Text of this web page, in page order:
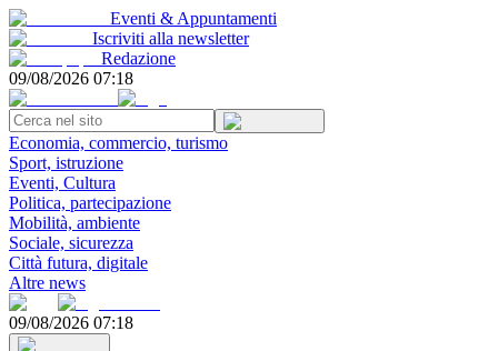
Eventi & Appuntamenti
Iscriviti alla newsletter
Redazione
09/08/2026 07:18
Economia, commercio, turismo
Sport, istruzione
Eventi, Cultura
Politica, partecipazione
Mobilità, ambiente
Sociale, sicurezza
Città futura, digitale
Altre news
09/08/2026 07:18